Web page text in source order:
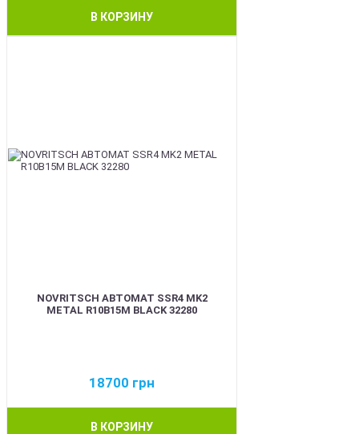
В КОРЗИНУ
NOVRITSCH АВТОМАТ SSR4 MK2
METAL R10B15M BLACK 32280
18700 грн
В КОРЗИНУ